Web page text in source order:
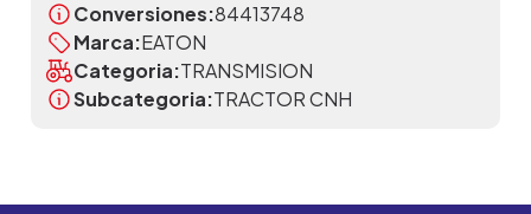
Conversiones:84413748
Marca:EATON
Categoria:TRANSMISION
Subcategoria:TRACTOR CNH